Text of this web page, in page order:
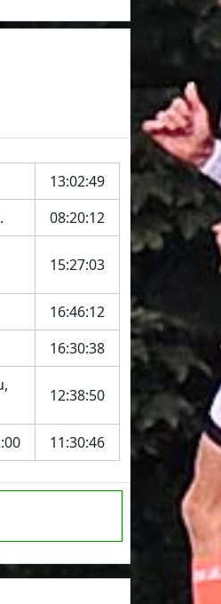
13:02:49
08:20:12
15:27:03
16:46:12
16:30:38
12:38:50
11:30:46